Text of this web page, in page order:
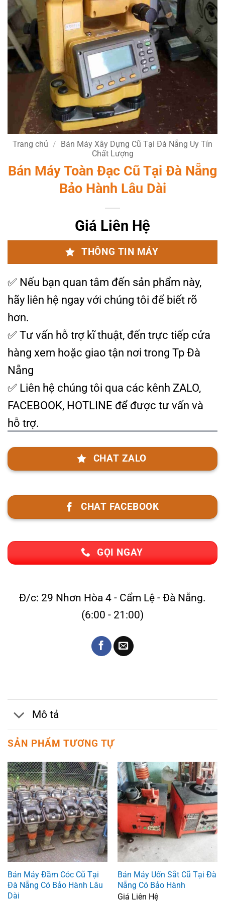
Trang chủ / Bán Máy Xây Dựng Cũ Tại Đà Nẵng Uy Tín
Chất Lượng
Bán Máy Toàn Đạc Cũ Tại Đà Nẵng
Bảo Hành Lâu Dài
Giá Liên Hệ
THÔNG TIN MÁY
✅ Nếu bạn quan tâm đến sản phẩm này,
hãy liên hệ ngay với chúng tôi để biết rõ
hơn.
✅ Tư vấn hỗ trợ kĩ thuật, đến trực tiếp cửa
hàng xem hoặc giao tận nơi trong Tp Đà
Nẵng
✅ Liên hệ chúng tôi qua các kênh ZALO,
FACEBOOK, HOTLINE để được tư vấn và
hỗ trợ.
CHAT ZALO
CHAT FACEBOOK
GỌI NGAY
Đ/c: 29 Nhơn Hòa 4 - Cẩm Lệ - Đà Nẵng.
(6:00 - 21:00)
Mô tả
SẢN PHẨM TƯƠNG TỰ
Bán Máy Đầm Cóc Cũ Tại
Đà Nẵng Có Bảo Hành Lâu
Dài
Bán Máy Uốn Sắt Cũ Tại Đà
Nẵng Có Bảo Hành
Giá Liên Hệ